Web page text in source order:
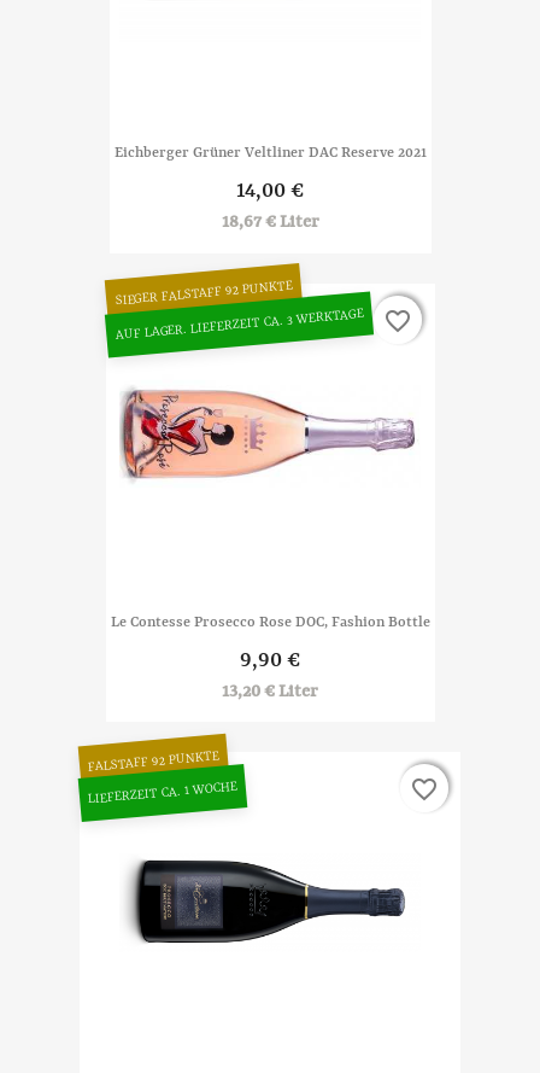
Eichberger Grüner Veltliner DAC Reserve 2021
14,00 €
18,67 € Liter
Le Contesse Prosecco Rose DOC, Fashion Bottle
9,90 €
13,20 € Liter
SIEGER FALSTAFF 92 PUNKTE
AUF LAGER. LIEFERZEIT CA. 3 WERKTAGE favorite_border
favorite_border
FALSTAFF 92 PUNKTE
LIEFERZEIT CA. 1 WOCHE favorite_border
favorite_border